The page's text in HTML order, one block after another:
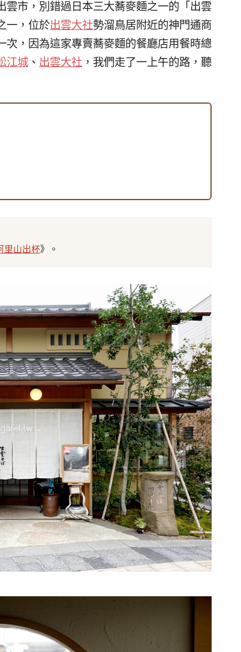
雲市，別錯過日本三大蕎麥麵之一的「出雲
一，位於出雲大社勢溜鳥居附近的神門通商
，因為這家專賣蕎麥麵的餐廳店用餐時總
江城 、 出雲大社 ，我們走了一上午的路，聽
里山出杯》。